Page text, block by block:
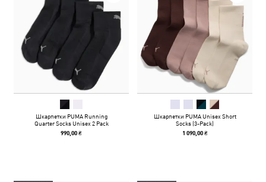
Шкарпетки PUMA Running
Quarter Socks Unisex 2 Pack
990,00 ₴
Шкарпетки PUMA Unisex Short
Socks (3-Pack)
1 090,00 ₴